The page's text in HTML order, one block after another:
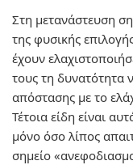
Στη μετανάστευση
της φυσικής
έχουν
τους τη δυνατότητα
απόστασης με το
Τέτοια είδη είναι
μόνο όσο λίπος
σημείο